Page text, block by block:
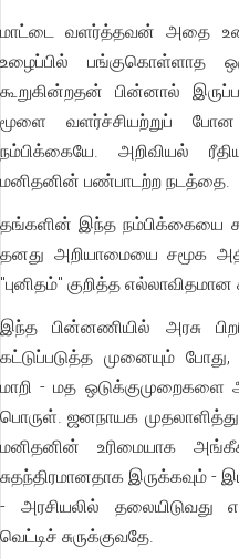
மாட்டை வளர்த்தவன் அதை
உழைப்பில் பங்குகொள்ளாத
கூறுகின்றதன் பின்னால்
மூளை வளர்ச்சியற்றுப் போன
நம்பிக்கையே. அறிவியல்
மனிதனின் பண்பாடற்ற நடத்தை.
தங்களின் இந்த நம்பிக்கையை
தனது அறியாமையை சமூக
"புனிதம்" குறித்த
இந்த பின்னணியில் அரசு
கட்டுப்படுத்த முனையும்
மாறி - மத ஒடுக்குமுறைகளை
பொருள். ஜனநாயக
மனிதனின் உரிமையாக
சுதந்திரமானதாக இருக்கவும் -
- அரசியலில்
வெட்டிச் சுருக்குவதே.